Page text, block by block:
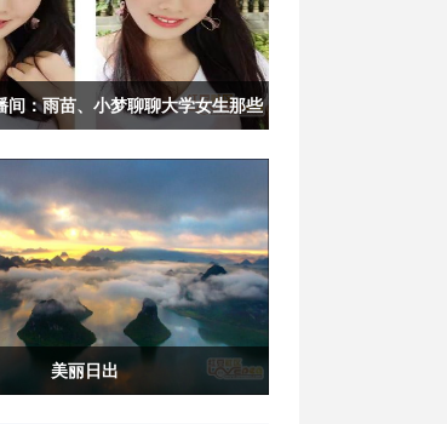
间：雨苗、小梦聊聊大学女生那些
美丽日出